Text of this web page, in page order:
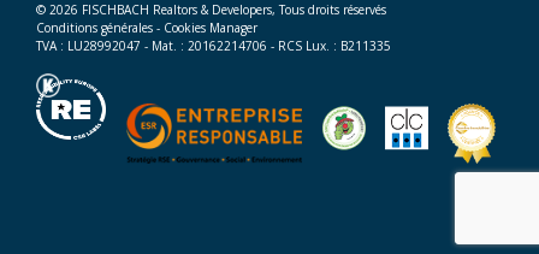
© 2026 FISCHBACH Realtors & Developers, Tous droits réservés
Conditions générales - Cookies Manager
TVA : LU28992047 - Mat. : 20162214706 - RCS Lux. : B211335